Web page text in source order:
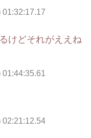
01:32:17.17
けどそれがええね
01:44:35.61
02:21:12.54